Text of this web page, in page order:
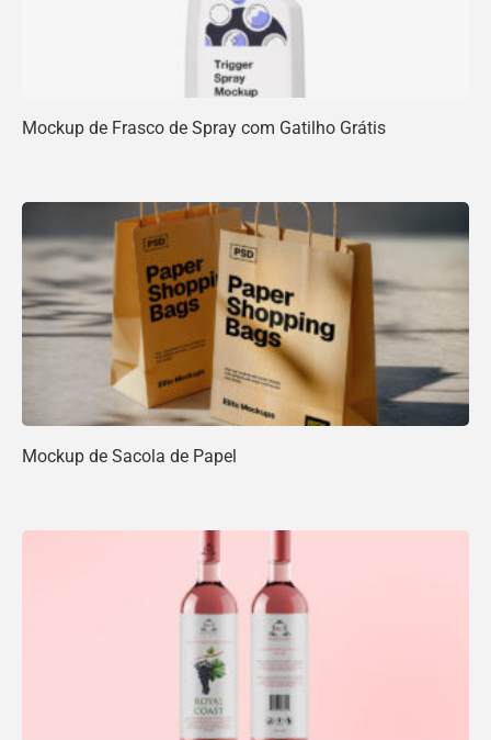
Mockup de Frasco de Spray com Gatilho Grátis
Mockup de Sacola de Papel